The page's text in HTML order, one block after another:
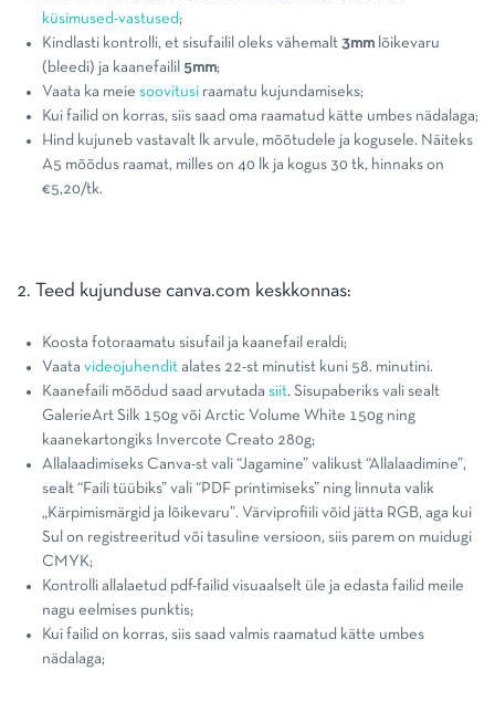
küsimused-vastused;
Kindlasti kontrolli, et sisufailil oleks vähemalt 3mmlõikevaru
(bleedi) ja kaanefailil 5mm;
Vaata ka meie soovitusiraamatu kujundamiseks;
Kui failid on korras, siis saad oma raamatud kätte umbes nädalaga;
Hind kujuneb vastavalt lk arvule, mõõtudele ja kogusele. Näiteks
A5 mõõdus raamat, milles on 40 lk ja kogus 30 tk, hinnaks on
€5,20/tk.
2. Teed kujunduse canva.com keskkonnas:
Koosta fotoraamatu sisufail ja kaanefail eraldi;
Vaata videojuhenditalates 22-st minutist kuni 58. minutini.
Kaanefaili mõõdud saad arvutada siit. Sisupaberiks vali sealt
GalerieArt Silk 150g või Arctic Volume White 150g ning
kaanekartongiks Invercote Creato 280g;
Allalaadimiseks Canva-st vali “Jagamine” valikust “Allalaadimine”,
sealt “Faili tüübiks” vali “PDF printimiseks” ning linnuta valik
„Kärpimismärgid ja lõikevaru”. Värviprofiili võid jätta RGB, aga kui
Sul on registreeritud või tasuline versioon, siis parem on muidugi
CMYK;
Kontrolli allalaetud pdf-failid visuaalselt üle ja edasta failid meile
nagu eelmises punktis;
Kui failid on korras, siis saad valmis raamatud kätte umbes
nädalaga;